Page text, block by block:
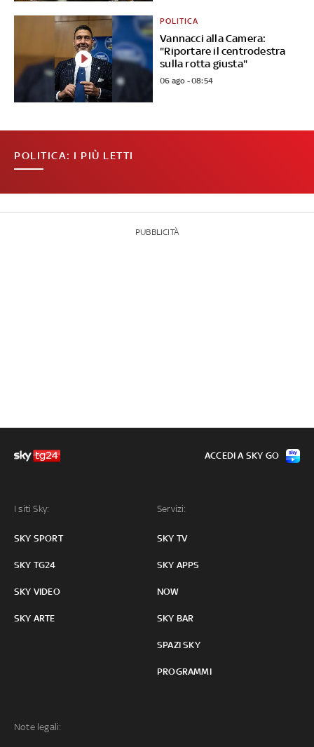
Vannacci alla Camera:
"Riportare il centrodestra
sulla rotta giusta"
POLITICA
06 ago - 08:54
POLITICA: I PIÙ LETTI
PUBBLICITÀ
I siti Sky:
SKY SPORT
SKY TG24
SKY VIDEO
SKY ARTE
Servizi:
SKY TV
SKY APPS
NOW
SKY BAR
SPAZI SKY
PROGRAMMI
Note legali:
ACCEDI A SKY GO